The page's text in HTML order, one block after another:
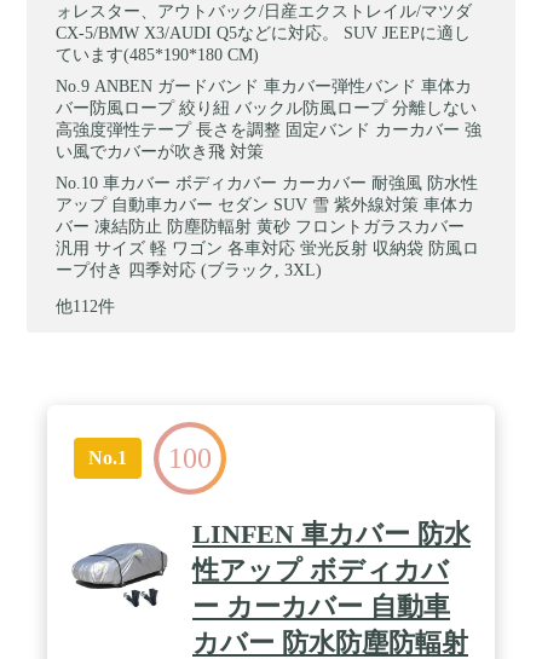
ォレスター、アウトバック/日産エクストレイル/マツダ
CX-5/BMW X3/AUDI Q5などに対応。 SUV JEEPに適し
ています(485*190*180 CM)
ANBEN ガードバンド 車カバー弾性バンド 車体カ
バー防風ロープ 絞り紐 バックル防風ロープ 分離しない
高強度弾性テープ 長さを調整 固定バンド カーカバー 強
い風でカバーが吹き飛 対策
車カバー ボディカバー カーカバー 耐強風 防水性
アップ 自動車カバー セダン SUV 雪 紫外線対策 車体カ
バー 凍結防止 防塵防輻射 黄砂 フロントガラスカバー
汎用 サイズ 軽 ワゴン 各車対応 蛍光反射 収納袋 防風ロ
ープ付き 四季対応 (ブラック, 3XL)
他112件
No.1 100
LINFEN 車カバー 防水
性アップ ボディカバ
ー カーカバー 自動車
カバー 防水防塵防輻射